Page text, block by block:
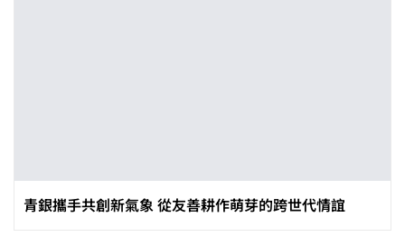
青銀攜手共創新氣象 從友善耕作萌芽的跨世代情誼